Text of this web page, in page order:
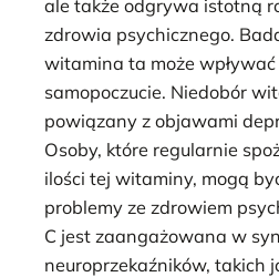
ale także odgrywa istotną
zdrowia psychicznego.
witamina ta może
samopoczucie. Niedobór
powiązany z objawami
Osoby, które regularnie
ilości tej witaminy, mogą
problemy ze zdrowiem
C jest zaangażowana w
neuroprzekaźników, takich